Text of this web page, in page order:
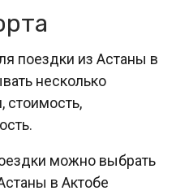
поездки из Астаны в
несколько
стоимость,
можно выбрать
в Актобе